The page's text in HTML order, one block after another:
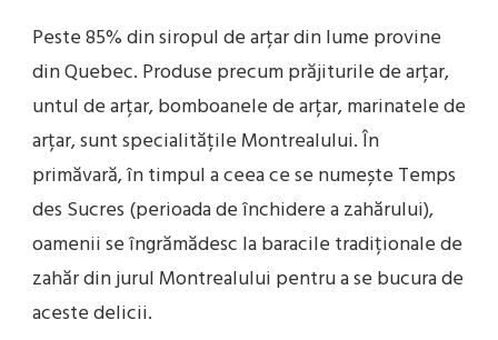
Peste 85% din siropul de arțar din lume provine
din Quebec. Produse precum prăjiturile de arțar,
untul de arțar, bomboanele de arțar, marinatele de
arțar, sunt specialitățile Montrealului. În
primăvară, în timpul a ceea ce se numește Temps
des Sucres (perioada de închidere a zahărului),
oamenii se îngrămădesc la baracile tradiționale de
zahăr din jurul Montrealului pentru a se bucura de
aceste delicii.